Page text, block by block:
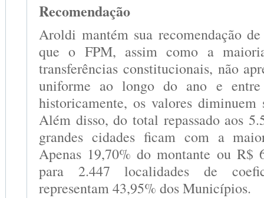
Recomendação
Aroldi mantém sua recomendação
que o FPM, assim como a
transferências constitucionais, não
uniforme ao longo do ano e
historicamente, os valores diminuem
Além disso, do total repassado aos
grandes cidades ficam com a
Apenas 19,70% do montante ou R$
para 2.447 localidades de
representam 43,95% dos Municípios.